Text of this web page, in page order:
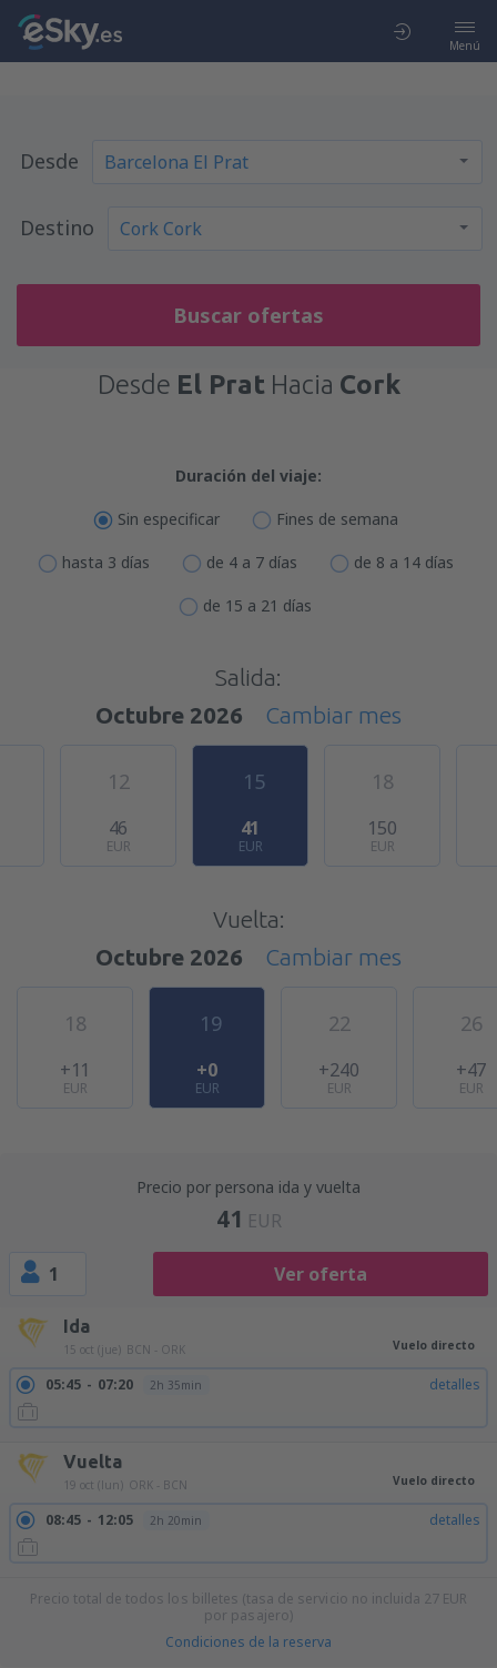
Menú
Desde
Destino
Buscar ofertas
Desde El PratHacia Cork
Duración del viaje:
Sin especificar Fines de semana
hasta 3 días de 4 a 7 días de 8 a 14 días
de 15 a 21 días
Salida:
Octubre 2026
Cambiar mes
12
46
EUR
15
41
EUR
18
150
EUR
Vuelta:
Octubre 2026
Cambiar mes
18
+11
EUR
19
+0
EUR
22
+240
EUR
26
+47
EUR
Precio por persona ida y vuelta
41 EUR
1 Ver oferta
Ida
15 oct (jue) BCN - ORK Vuelo directo
05:45 07:20 2h 35min detalles
Vuelta
19 oct (lun) ORK - BCN Vuelo directo
08:45 12:05 2h 20min detalles
Precio total de todos los billetes (tasa de servicio no incluida 27 EUR
por pasajero)
Condiciones de la reserva